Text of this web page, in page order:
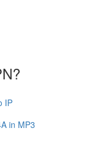
IP
in MP3